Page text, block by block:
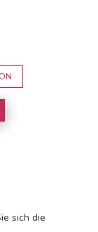
sich die